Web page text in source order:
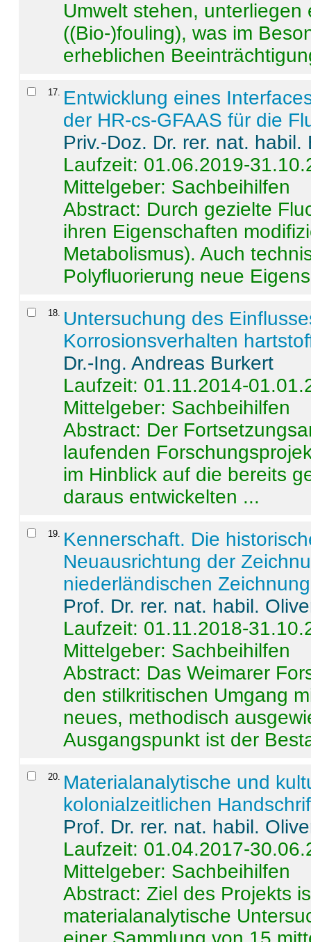
Umwelt stehen,
((Bio-)fouling), was im
erheblichen
17
Entwicklung eines
der HR-cs-GFAAS für die
Priv.-Doz. Dr. rer. nat.
Laufzeit: 01.06.2019-
Mittelgeber: Sachbeihilfen
Abstract: Durch gezielte
ihren Eigenschaften
Metabolismus). Auch
Polyfluorierung neue
18
Untersuchung des
Korrosionsverhalten
Dr.-Ing. Andreas Burkert
Laufzeit: 01.11.2014-
Mittelgeber: Sachbeihilfen
Abstract: Der
laufenden
im Hinblick auf die bereits
daraus entwickelten ...
19
Kennerschaft. Die
Neuausrichtung der
niederländischen
Prof. Dr. rer. nat. habil.
Laufzeit: 01.11.2018-
Mittelgeber: Sachbeihilfen
Abstract: Das Weimarer
den stilkritischen Umgang
neues, methodisch
Ausgangspunkt ist der
20
Materialanalytische und
kolonialzeitlichen
Prof. Dr. rer. nat. habil.
Laufzeit: 01.04.2017-
Mittelgeber: Sachbeihilfen
Abstract:Ziel des Projekts
materialanalytische